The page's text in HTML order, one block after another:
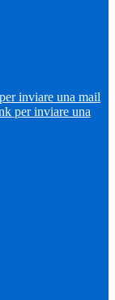
inviare una mail
per inviare una